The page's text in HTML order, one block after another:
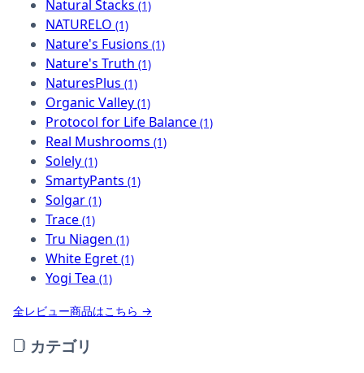
Natural Stacks (1)
NATURELO (1)
Nature's Fusions (1)
Nature's Truth (1)
NaturesPlus (1)
Organic Valley (1)
Protocol for Life Balance (1)
Real Mushrooms (1)
Solely (1)
SmartyPants (1)
Solgar (1)
Trace (1)
Tru Niagen (1)
White Egret (1)
Yogi Tea (1)
全レビュー商品はこちら →
カテゴリ